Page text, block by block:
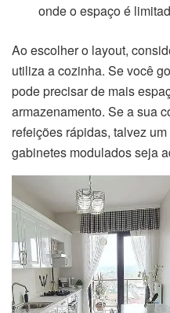
onde o espaço é
Ao escolher o layout,
utiliza a cozinha. Se você
pode precisar de mais
armazenamento. Se a sua
refeições rápidas, talvez
gabinetes modulados seja